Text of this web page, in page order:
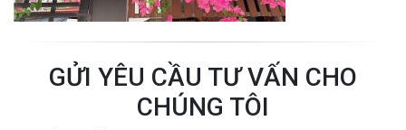
GỬI YÊU CẦU TƯ VẤN CHO
CHÚNG TÔI